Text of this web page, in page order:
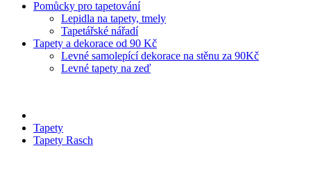
Pomůcky pro tapetování
Lepidla na tapety, tmely
Tapetářské nářadí
Tapety a dekorace od 90 Kč
Levné samolepící dekorace na stěnu za 90Kč
Levné tapety na zeď
Tapety
Tapety Rasch